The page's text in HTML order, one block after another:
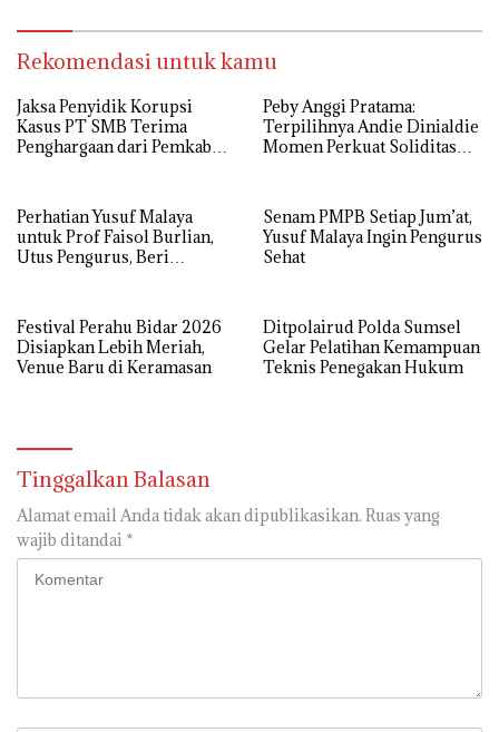
Rekomendasi untuk kamu
Jaksa Penyidik Korupsi
Kasus PT SMB Terima
Penghargaan dari Pemkab
Peby Anggi Pratama:
Terpilihnya Andie Dinialdie
Momen Perkuat Soliditas
Perhatian Yusuf Malaya
untuk Prof Faisol Burlian,
Utus Pengurus, Beri
Senam PMPB Setiap Jum’at,
Yusuf Malaya Ingin Pengurus
Sehat
Festival Perahu Bidar 2026
Disiapkan Lebih Meriah,
Venue Baru di Keramasan
Ditpolairud Polda Sumsel
Gelar Pelatihan Kemampuan
Teknis Penegakan Hukum
Tinggalkan Balasan
Alamat email Anda tidak akan dipublikasikan. Ruas yang
wajib ditandai *